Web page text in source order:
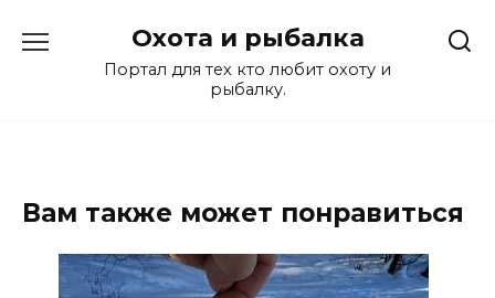
содержанию
Охота и рыбалка
Портал для тех кто любит охоту и
рыбалку.
Вам также может понравиться